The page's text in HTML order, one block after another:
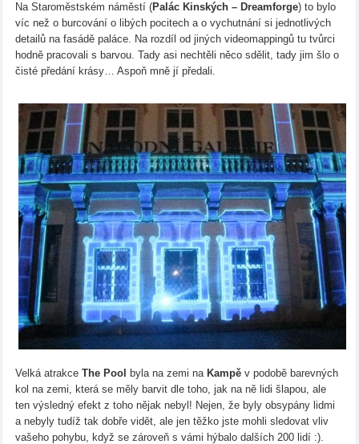
Na Staroměstském náměstí (Palác Kinských – Dreamforge) to bylo
víc než o burcování o libých pocitech a o vychutnání si jednotlivých
detailů na fasádě paláce. Na rozdíl od jiných videomappingů tu tvůrci
hodně pracovali s barvou. Tady asi nechtěli něco sdělit, tady jim šlo o
čisté předání krásy… Aspoň mně jí předali.
Velká atrakce The Pool byla na zemi na Kampěv podobě barevných
kol na zemi, která se měly barvit dle toho, jak na ně lidi šlapou, ale
ten výsledný efekt z toho nějak nebyl! Nejen, že byly obsypány lidmi
a nebyly tudíž tak dobře vidět, ale jen těžko jste mohli sledovat vliv
vašeho pohybu, když se zároveň s vámi hýbalo dalších 200 lidí :).